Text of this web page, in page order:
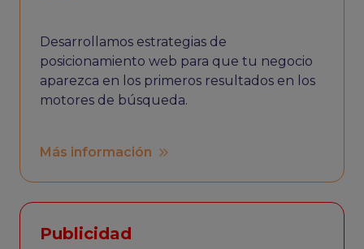
Desarrollamos estrategias de
posicionamiento web para que tu negocio
aparezca en los primeros resultados en los
motores de búsqueda.
Más información
Publicidad